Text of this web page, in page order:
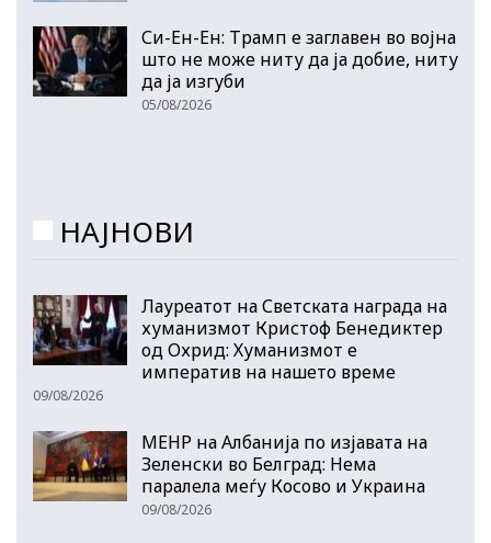
Си-Ен-Ен: Трамп е заглавен во војна
што не може ниту да ја добие, ниту
да ја изгуби
05/08/2026
НАЈНОВИ
Лауреатот на Светската награда на
хуманизмот Кристоф Бенедиктер
од Охрид: Хуманизмот е
императив на нашето време
09/08/2026
МЕНР на Албанија по изјавата на
Зеленски во Белград: Нема
паралела меѓу Косово и Украина
09/08/2026